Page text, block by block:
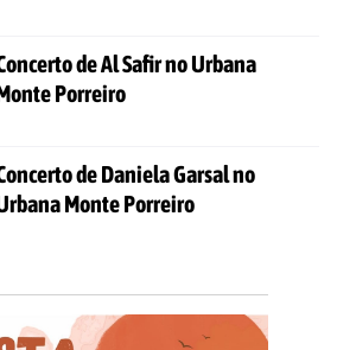
de Al Safir no Urbana
Porreiro
de Daniela Garsal no
Monte Porreiro